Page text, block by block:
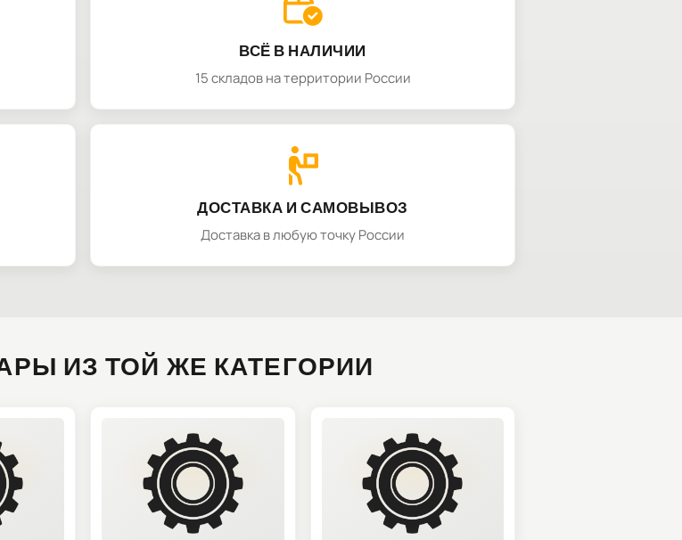
ВСЁ В НАЛИЧИИ
15 складов на территории России
ДОСТАВКА И САМОВЫВОЗ
Доставка в любую точку России
ИЗ ТОЙ ЖЕ КАТЕГОРИИ